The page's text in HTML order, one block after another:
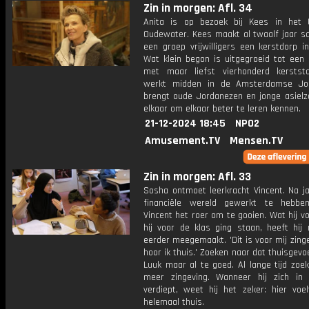
Zin in morgen: Afl. 34
Anita is op bezoek bij Kees in het
Oudewater. Kees maakt al twaalf jaar
een groep vrijwilligers een kerstdorp
Wat klein begon is uitgegroeid tot een
met maar liefst vierhonderd
werkt midden in de Amsterdamse
brengt oude Jordanezen en jonge
elkaar om elkaar beter te leren kennen.
21-12-2024 18:45
NPO2
Amusement.TV
Mensen.TV
Zin in morgen: Afl. 33
Sosha ontmoet leerkracht Vincent. Na
financiële wereld gewerkt te
Vincent het roer om te gooien. Wat hij
hij voor de klas ging staan, heeft hij
eerder meegemaakt. 'Dit is voor mij
hoor ik thuis.' Zoeken naar dat
Luuk maar al te goed. Al lange tijd
meer zingeving. Wanneer hij zich in
verdiept, weet hij het zeker: hier
helemaal thuis.